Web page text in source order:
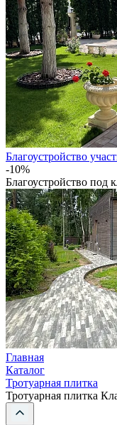
Благоустройство
-10%
Благоустройство под
Главная
Каталог
Тротуарная плитка
Тротуарная плитка